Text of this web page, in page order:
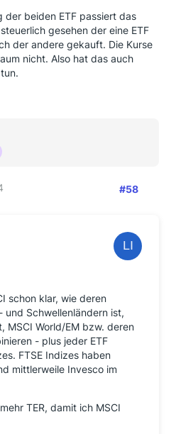
der beiden ETF passiert das
gesehen der eine ETF
der andere gekauft. Die Kurse
nicht. Also hat das auch
#58
schon klar, wie deren
und Schwellenländern ist,
MSCI World/EM bzw. deren
- plus jeder ETF
FTSE Indizes haben
mittlerweile Invesco im
TER, damit ich MSCI